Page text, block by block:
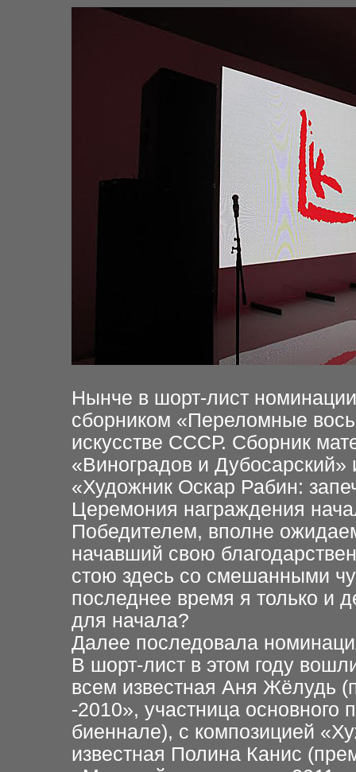
Нынче в шорт-лист
сборником «Переломные
искусстве СССР. Сборник
«Виноградов и
«Художник Оскар Рабин:
Церемония награждения
Победителем, вполне
начавший свою
стою здесь со смешанными
последнее время я только и
для начала?
Далее последовала
В шорт-лист в этом году
всем известная Аня Жёлудь
-2010», участница основного
биеннале), с композицией
известная Полина Канис